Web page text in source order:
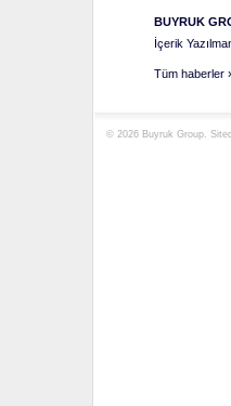
BUYRUK
İçerik
Tüm haberler
© 2026 Buyruk Group.